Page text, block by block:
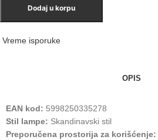
Dodaj u korpu
Vreme isporuke
OPIS
EAN kod: 5998250335278
Stil lampe: Skandinavski stil
Preporučena prostorija za korišćenje: